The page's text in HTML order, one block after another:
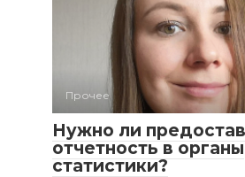
Прочее
Нужно ли
отчетность в органы
статистики?